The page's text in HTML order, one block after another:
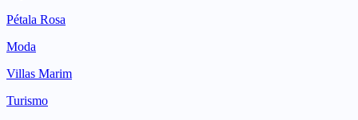
Pétala Rosa
Moda
Villas Marim
Turismo